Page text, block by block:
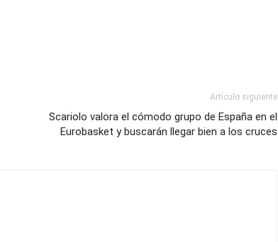
Artículo siguiente
Scariolo valora el cómodo grupo de España en el
Eurobasket y buscarán llegar bien a los cruces